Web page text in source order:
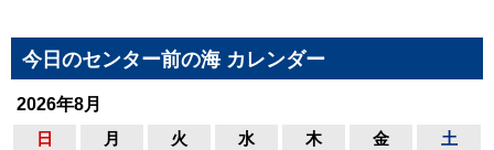
今日のセンター前の海 カレンダー
2026年8月
日
月 火 水 木 金 土